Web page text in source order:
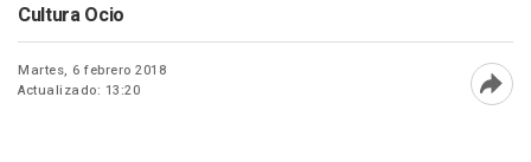
Cultura Ocio
Martes, 6 febrero 2018
Actualizado: 13:20